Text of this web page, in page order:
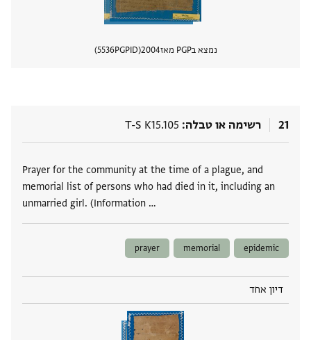
נמצא בPGP מאז 2004
PGPID
5536
21 רשימה או טבלה T-S K15.105
Prayer for the community at the time of a plague, and
memorial list of persons who had died in it, including an
unmarried girl. (Information …
epidemic
memorial
prayer
דיון אחד